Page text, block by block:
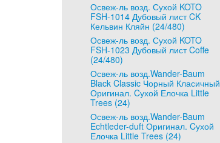
Освеж-ль возд. Сухой KOTO
FSH-1014 Дубовый лист CK
Кельвин Кляйн (24/480)
Освеж-ль возд. Сухой KOTO
FSH-1023 Дубовый лист Coffe
(24/480)
Освеж-ль возд.Wander-Baum
Black Classic Чорный Класичный
Оригинал. Cухой Елочка Little
Trees (24)
Освеж-ль возд.Wander-Baum
Echtleder-duft Оригинал. Cухой
Елочка Little Trees (24)